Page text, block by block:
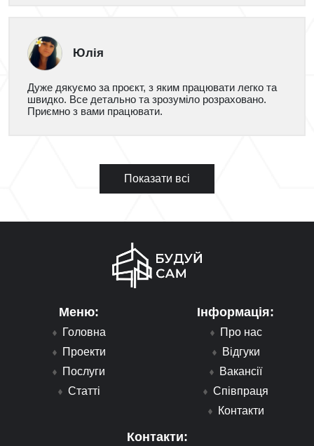
Юлія
Дуже дякуємо за проєкт, з яким працювати легко та
швидко. Все детально та зрозуміло розраховано.
Приємно з вами працювати.
Показати всі
Меню:
Головна
Проекти
Послуги
Статті
Інформація:
Про нас
Відгуки
Вакансії
Співпраця
Контакти
Контакти: